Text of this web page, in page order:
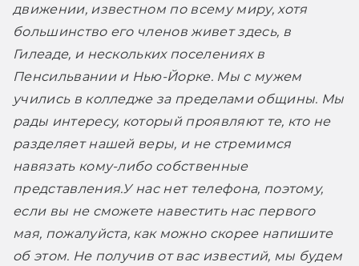
движении, известном по всему миру, хотя
большинство его членов живет здесь, в
Гилеаде, и нескольких поселениях в
Пенсильвании и Нью-Йорке. Мы с мужем
учились в колледже за пределами общины. Мы
рады интересу, который проявляют те, кто не
разделяет нашей веры, и не стремимся
навязать кому-либо собственные
представления.У нас нет телефона, поэтому,
если вы не сможете навестить нас первого
мая, пожалуйста, как можно скорее напишите
об этом. Не получив от вас известий, мы будем